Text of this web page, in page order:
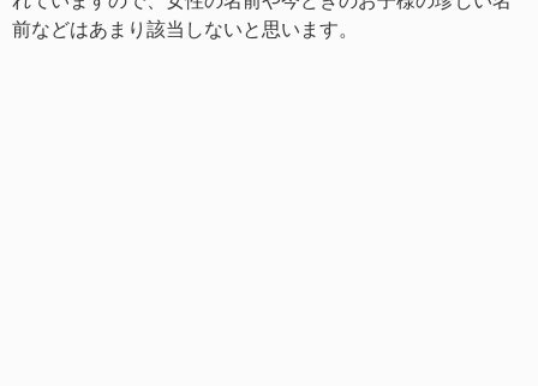
前などはあまり該当しないと思います。